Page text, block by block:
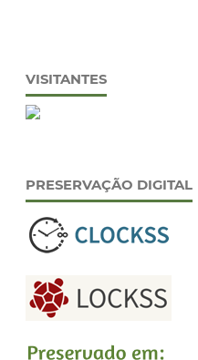
VISITANTES
PRESERVAÇÃO DIGITAL